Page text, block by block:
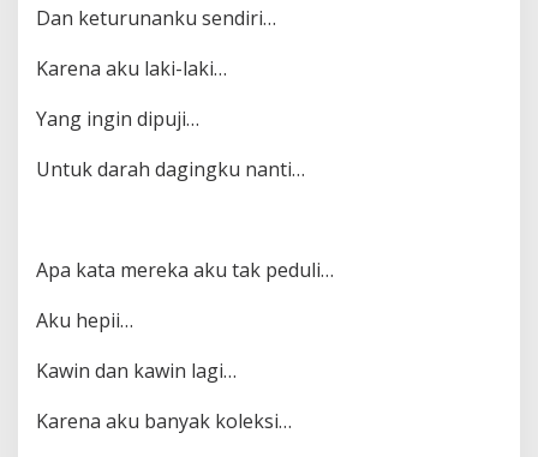
Dan keturunanku sendiri…
Karena aku laki-laki…
Yang ingin dipuji…
Untuk darah dagingku nanti…
Apa kata mereka aku tak peduli…
Aku hepii…
Kawin dan kawin lagi…
Karena aku banyak koleksi…